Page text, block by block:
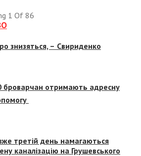
1 Of 86
знизяться, – Свириденко
отримають адресну
третій день намагаються
каналізацію на Грушевського